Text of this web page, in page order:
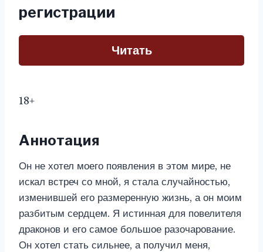
регистрации
Читать
18+
Аннотация
Он не хотел моего появления в этом мире, не
искал встреч со мной, я стала случайностью,
изменившей его размеренную жизнь, а он моим
разбитым сердцем. Я истинная для повелителя
драконов и его самое большое разочарование.
Он хотел стать сильнее, а получил меня,